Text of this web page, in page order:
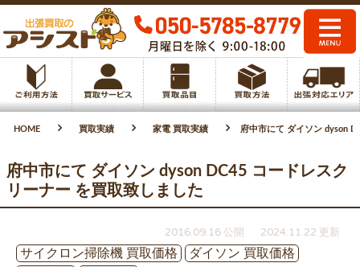
HOME 買取実績 家電 買取実績 府中市にて ダイソン dyson
府中市にて ダイソン dyson DC45 コードレスク
リーナー を買取致しました
2016.09.16 公開
2024.11.22 更新
サイクロン掃除機 買取価格
ダイソン 買取価格